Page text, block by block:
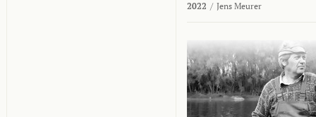
2022 / Jens Meurer